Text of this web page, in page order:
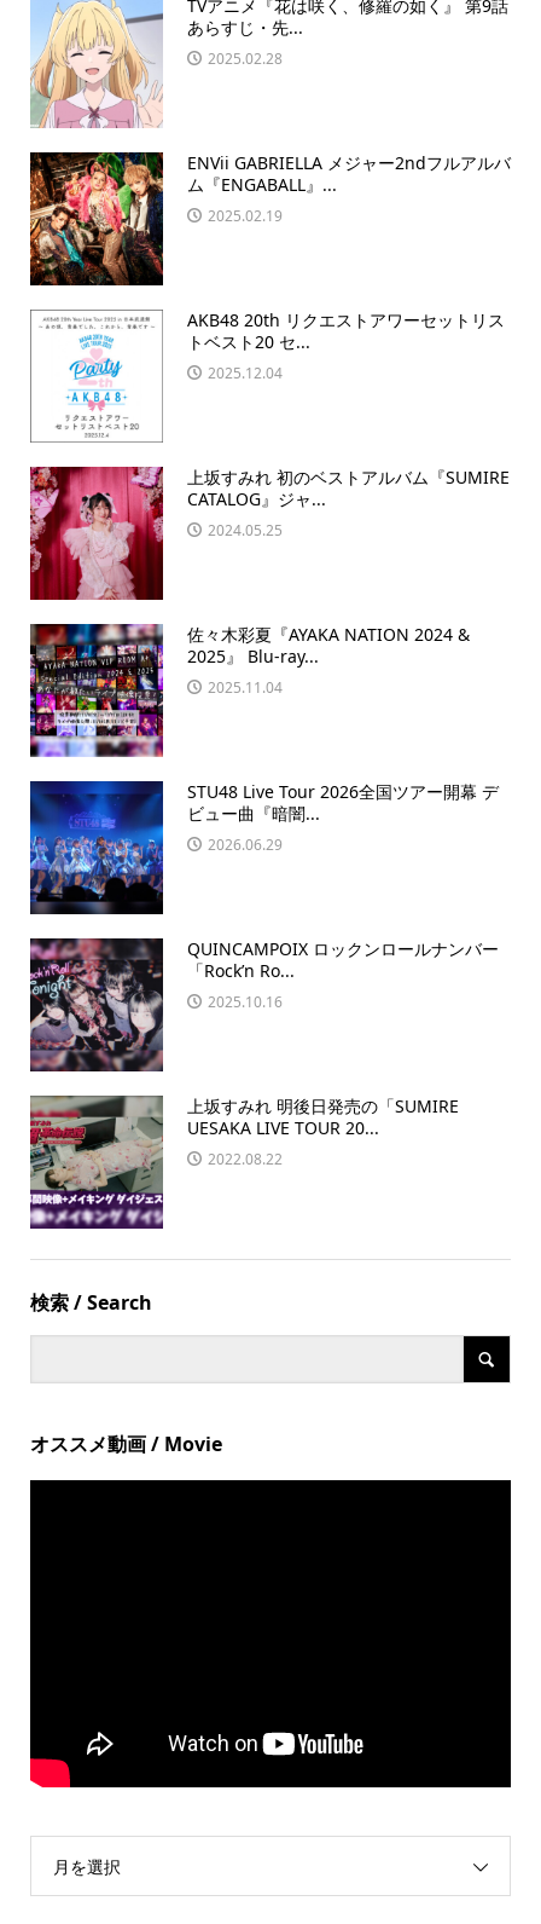
TVアニメ『花は咲く、修羅の如く』 第9話
あらすじ・先...
2025.02.28
ENVii GABRIELLA メジャー2ndフルアルバ
ム『ENGABALL』...
2025.02.19
AKB48 20th リクエストアワーセットリス
トベスト20 セ...
2025.12.04
上坂すみれ 初のベストアルバム『SUMIRE
CATALOG』ジャ...
2024.05.25
佐々木彩夏『AYAKA NATION 2024 &
2025』 Blu-ray...
2025.11.04
STU48 Live Tour 2026全国ツアー開幕 デ
ビュー曲『暗闇...
2026.06.29
QUINCAMPOIX ロックンロールナンバー
「Rock’n Ro...
2025.10.16
上坂すみれ 明後日発売の「SUMIRE
UESAKA LIVE TOUR 20...
2022.08.22
検索 / Search
オススメ動画 / Movie
月を選択